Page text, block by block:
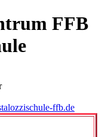
FFB
ffb.de